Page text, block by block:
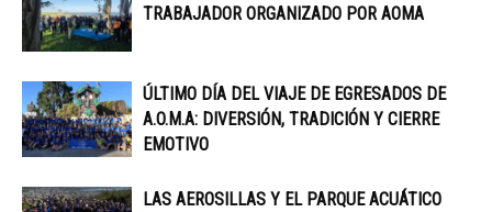
TRABAJADOR ORGANIZADO POR AOMA
ÚLTIMO DÍA DEL VIAJE DE EGRESADOS DE
A.O.M.A: DIVERSIÓN, TRADICIÓN Y CIERRE
EMOTIVO
LAS AEROSILLAS Y EL PARQUE ACUÁTICO